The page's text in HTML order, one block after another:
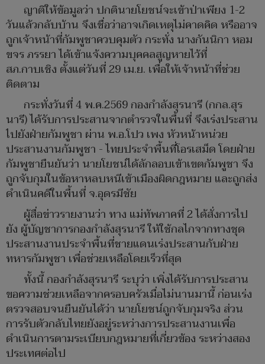
ญาติให้ข้อมูลว่า ปกตินายโยชน์จะเข้าป่าเพียง 1-2
วันแล้วกลับบ้าน จึงเชื่อว่าอาจเกิดเหตุไม่คาดคิด หรืออาจ
ถูกเจ้าหน้าที่กัมพูชาควบคุมตัว กระทั่ง นางกันนิกา หอม
ขจร ภรรยา ได้เข้าแจ้งความบุคคลสูญหายไว้ที่
สภ.กาบเชิง ตั้งแต่วันที่ 29 เม.ย. เพื่อให้เจ้าหน้าที่ช่วย
ติดตาม
กระทั่งวันที่ 4 พ.ค.2569 กองกำลังสุรนารี (กกล.สุร
นารี) ได้รับการประสานจากตำรวจในพื้นที่ จึงเร่งประสาน
ไปยังฝ่ายกัมพูชา ผ่าน พ.อ.โปว เพง หัวหน้าหน่วย
ประสานงานกัมพูชา - ไทยประจำพื้นที่โอรเสม็ด โดยฝ่าย
กัมพูชายืนยันว่า นายโยชน์ได้ลักลอบเข้าเขตกัมพูชา จึง
ถูกจับกุมในข้อหาหลบหนีเข้าเมืองผิดกฎหมาย และถูกส่ง
ดำเนินคดีในพื้นที่ จ.อุดรมีชัย
ผู้สื่อข่าวรายงานว่า ทาง แม่ทัพภาคที่ 2 ได้สั่งการไป
ยัง ผู้บัญชาการกองกำลังสุรนารี ให้ใช้กลไกจากทางชุด
ประสานงานประจำพื้นที่ชายแดนเร่งประสานกับฝ่าย
ทหารกัมพูชา เพื่อช่วยเหลือโดยเร็วที่สุด
ทั้งนี้ กองกำลังสุรนารี ระบุว่า เพิ่งได้รับการประสาน
ขอความช่วยเหลือจากครอบครัวเมื่อไม่นานมานี้ ก่อนเร่ง
ตรวจสอบจนยืนยันได้ว่า นายโยชน์ถูกจับกุมจริง ส่วน
การรับตัวกลับไทยยังอยู่ระหว่างการประสานงานเพื่อ
ดำเนินการตามระเบียบกฎหมายที่เกี่ยวข้อง ระหว่างสอง
ประเทศต่อไป